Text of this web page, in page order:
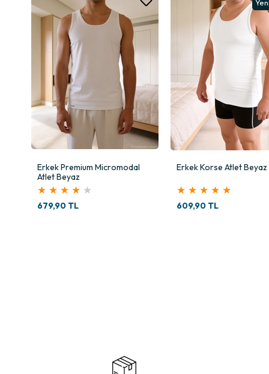
2
Erkek Korse Atlet Beyaz
★ ★ ★ ★ ★
609,90 TL
Yeni Ürün
Erkek Penye Atlet Siyah
★ ★ ★ ★ ★
359,90 TL